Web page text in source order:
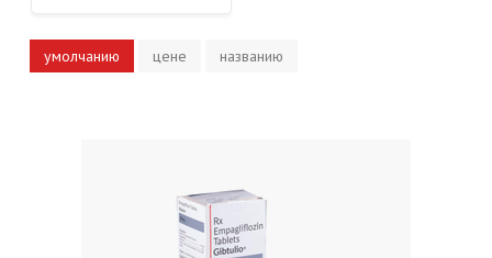
умолчанию цене названию